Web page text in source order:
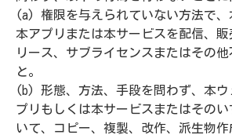
(a) 権限を与えられていない方法で、
本アプリまたは本サービスを配信、販
リース、サブライセンスまたはその
と。
(b) 形態、方法、手段を問わず、本ウ
プリもしくは本サービスまたはその
いて、コピー、複製、改作、派生物